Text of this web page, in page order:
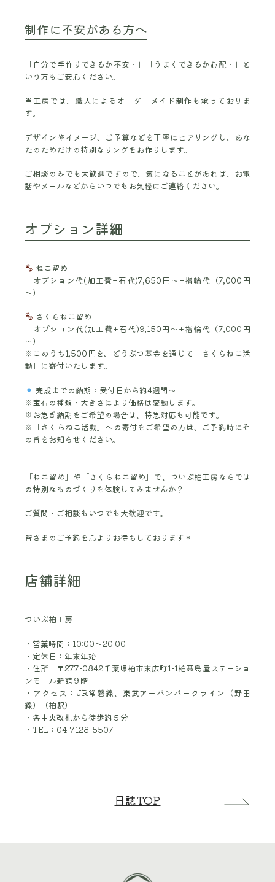
制作に不安がある方へ
「自分で手作りできるか不安…」「うまくできるか心配…」と
いう方もご安心ください。
当工房では、職人によるオーダーメイド制作も承っておりま
す。
デザインやイメージ、ご予算などを丁寧にヒアリングし、あな
たのためだけの特別なリングをお作りします。
ご相談のみでも大歓迎ですので、気になることがあれば、お電
話やメールなどからいつでもお気軽にご連絡ください。
オプション詳細
ねこ留め
オプション代(加工費+石代)7,650円～+指輪代（7,000円
～）
さくらねこ留め
オプション代(加工費+石代)9,150円～+指輪代（7,000円
～）
※このうち1,500円を、どうぶつ基金を通じて「さくらねこ活
動」に寄付いたします。
完成までの納期：受付日から約4週間～
※宝石の種類・大きさにより価格は変動します。
※お急ぎ納期をご希望の場合は、特急対応も可能です。
※「さくらねこ活動」への寄付をご希望の方は、ご予約時にそ
の旨をお知らせください。
「ねこ留め」や「さくらねこ留め」で、ついぶ柏工房ならでは
の特別なものづくりを体験してみませんか？
ご質問・ご相談もいつでも大歓迎です。
皆さまのご予約を心よりお待ちしております＊
店舗詳細
ついぶ柏工房
営業時間：10:00～20:00
定休日：年末年始
住所 〒277-0842千葉県柏市末広町1-1柏髙島屋ステーショ
ンモール新館９階
アクセス：JR常磐線、東武アーバンパークライン（野田
線）（柏駅）
各中央改札から徒歩約５分
TEL：04-7128-5507
日誌TOP